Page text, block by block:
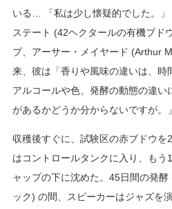
いる… 「私は少し懐疑的でした。
ステート (42ヘクタールの有機ブド
プ、アーサー・メイヤード (Arthur
来、彼は「香りや風味の違いは、時
アルコールや色、発酵の動態の違い
があるかどうか分からないですが。
収穫後すぐに、試験区の赤ブドウを
はコントロールタンクに入り、もう
ャップの下に沈めた。45日間の発
ック) の間、スピーカーはジャズを